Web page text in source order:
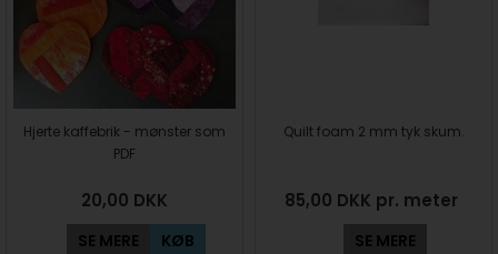
Hjerte kaffebrik - mønster som
PDF
20,00 DKK
SE MERE KØB
Quilt foam 2 mm tyk skum.
85,00 DKK pr. meter
SE MERE